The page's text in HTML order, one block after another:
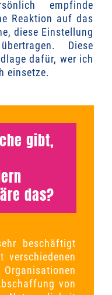
empfinde
Reaktion auf das
diese Einstellung
Diese
dafür, wer ich
einsetze.
gibt,
das?
beschäftigt
von